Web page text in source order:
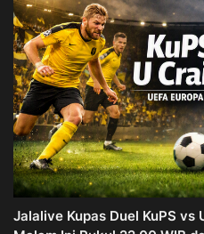
Jalalive Kupas Duel KuPS vs